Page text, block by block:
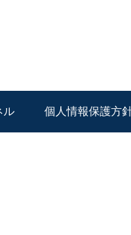
ル 個人情報保護方